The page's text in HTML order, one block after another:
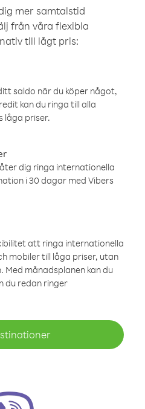
mer samtalstid
från våra flexibla
till lågt pris:
saldo när du köper något,
kan du ringa till alla
låga priser.
dig ringa internationella
i 30 dagar med Vibers
att ringa internationella
mobiler till låga priser, utan
månadsplanen kan du
du redan ringer